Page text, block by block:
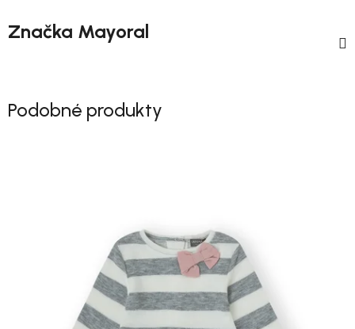
Značka Mayoral
Podobné produkty